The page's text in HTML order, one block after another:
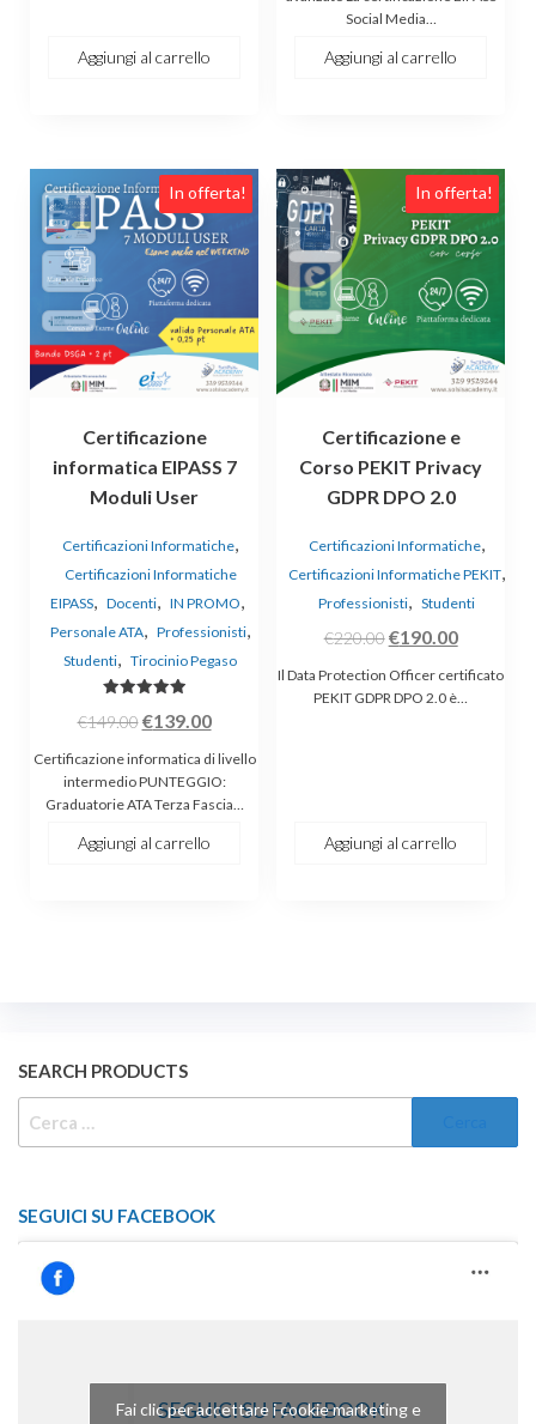
Aggiungi al carrello
era:
€149.00.
Social Media…
Aggiungi al carrello
In offerta!
Certificazione
informatica EIPASS 7
Moduli User
Certificazioni Informatiche
Certificazioni Informatiche
EIPASS
Docenti IN PROMO
Personale ATA Professionisti
Studenti Tirocinio Pegaso
5.00
€149.00 Il
prezzo
originale
era:
€149.00.
€139.00Il
prezzo
attuale
è:
Certificazione informatica di livello
intermedio PUNTEGGIO:
Graduatorie ATA Terza Fascia…
Aggiungi al carrello
In offerta!
Certificazione e
Corso PEKIT Privacy
GDPR DPO 2.0
Certificazioni Informatiche
Certificazioni Informatiche PEKIT
Professionisti Studenti
€220.00Il
prezzo
originale
€190.00Il
prezzo
attuale
Il Data Protection Officer certificato
PEKIT GDPR DPO 2.0 è…
Aggiungi al carrello
SEARCH PRODUCTS
SEGUICI SU FACEBOOK
SEGUICI SU FACEBOOK
Fai clic per accettare i cookie marketing e